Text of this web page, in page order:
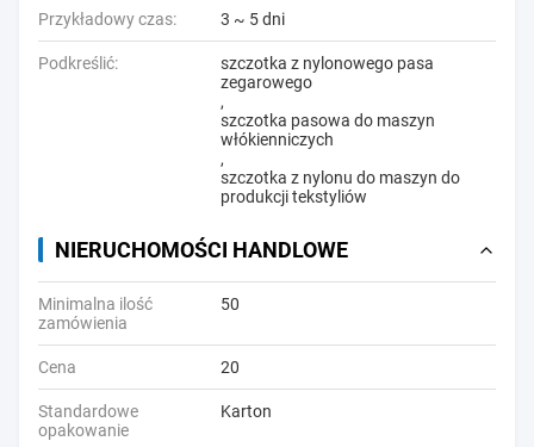
Przykładowy czas: 3 ~ 5 dni
Podkreślić:
szczotka z nylonowego pasa
zegarowego
,
szczotka pasowa do maszyn
włókienniczych
,
szczotka z nylonu do maszyn do
produkcji tekstyliów
NIERUCHOMOŚCI HANDLOWE
Minimalna ilość
zamówienia
50
Cena 20
Standardowe
opakowanie
Karton